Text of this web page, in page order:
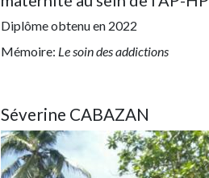
Diplôme obtenu en 2022
Mémoire: Le soin des addictions
Séverine CABAZAN
Image